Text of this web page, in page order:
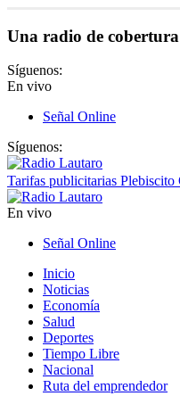
Una radio de
Síguenos:
En vivo
Señal Online
Síguenos:
Tarifas publicitarias
En vivo
Señal Online
Inicio
Noticias
Economía
Salud
Deportes
Tiempo Libre
Nacional
Ruta del emprendedor